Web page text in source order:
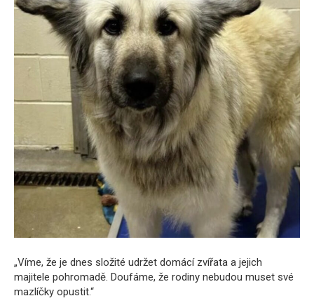
„Víme, že je dnes složité udržet domácí zvířata a jejich
majitele pohromadě. Doufáme, že rodiny nebudou muset své
mazlíčky opustit.“